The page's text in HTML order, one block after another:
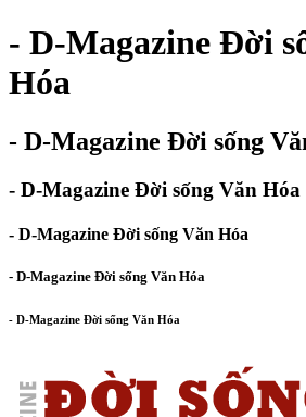
- D-Magazine Đời
Hóa
- D-Magazine Đời sống
- D-Magazine Đời sống Văn Hóa
- D-Magazine Đời sống Văn Hóa
- D-Magazine Đời sống Văn Hóa
- D-Magazine Đời sống Văn Hóa